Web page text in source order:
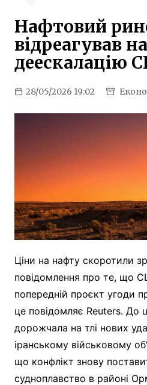
Нафтовий
відреагував
деескалацію
28/05/2026 19:02
Ціни на нафту скоротили
повідомлення про те, що
попередній проєкт угоди
це повідомляє Reuters. До
дорожчала на тлі нових
іранському військовому
що конфлікт знову
судноплавство в районі